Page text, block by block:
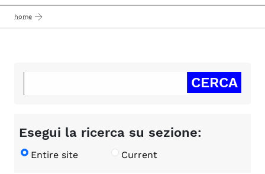
home
Esegui la ricerca su sezione:
Entire site Current